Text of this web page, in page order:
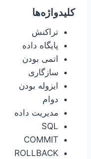
کلیدواژه‌ها
تراکنش
پایگاه داده
اتمی بودن
سازگاری
ایزوله بودن
دوام
مدیریت داده
SQL
COMMIT
ROLLBACK